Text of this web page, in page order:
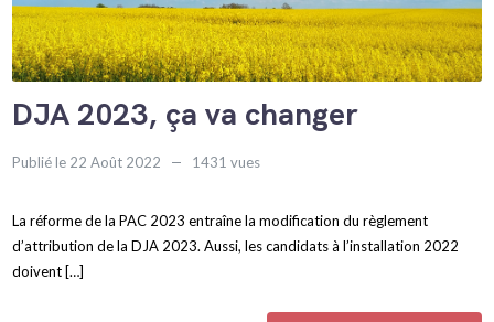
DJA 2023, ça va changer
Publié le 22 Août 2022 1431 vues
La réforme de la PAC 2023 entraîne la modification du règlement
d’attribution de la DJA 2023. Aussi, les candidats à l’installation 2022
doivent […]